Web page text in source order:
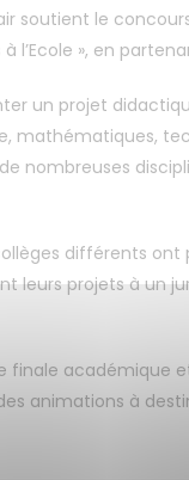
soutient le
l’Ecole », en
un projet
mathématiques,
nombreuses
différents
leurs projets à un
finale académique
animations à